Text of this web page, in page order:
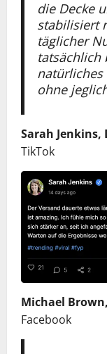
die Decke
stabilisiert
täglicher
tatsächlich
natürliches
ohne
Sarah Jenkins,
TikTok
Michael
Facebook